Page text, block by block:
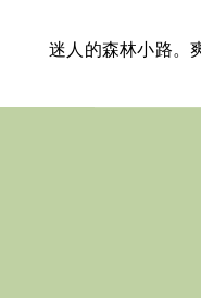
迷人的森林小路。